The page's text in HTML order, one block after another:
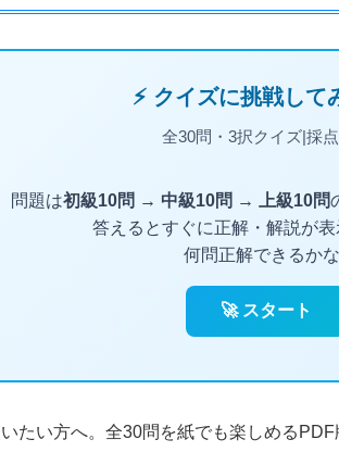
たい方へ。全30問を紙でも楽しめる